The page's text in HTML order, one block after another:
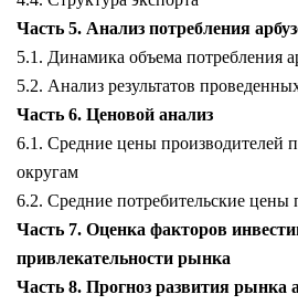
Часть 5. Анализ потребления
5.1. Динамика объема потребления
5.2. Анализ результатов
Часть 6. Ценовой анализ
6.1. Средние цены производителей
округам
6.2. Средние потребительские цены
Часть 7. Оценка факторов
привлекательности рынка
Часть 8. Прогноз развития рынка